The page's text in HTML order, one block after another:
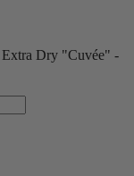
Dry "Cuvée" -